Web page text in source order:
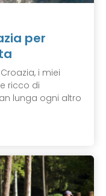
per
i miei
ricco di
lunga ogni altro